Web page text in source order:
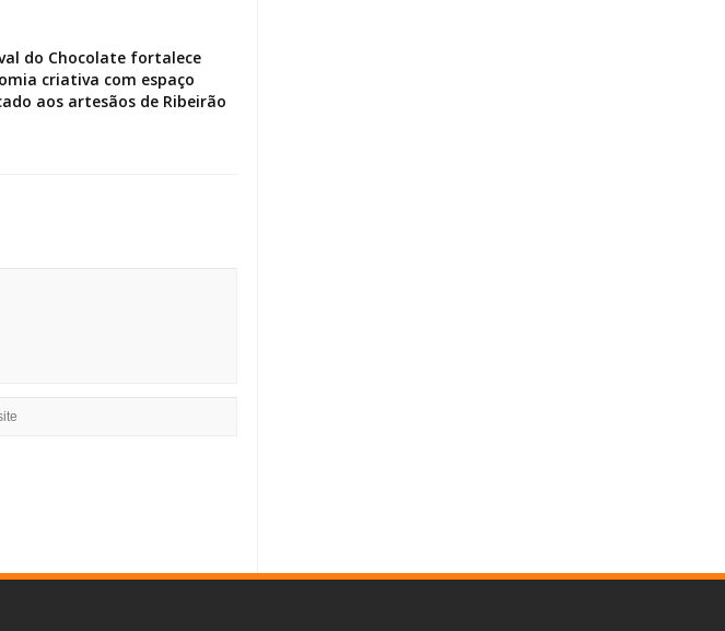
do Chocolate fortalece
criativa com espaço
aos artesãos de Ribeirão